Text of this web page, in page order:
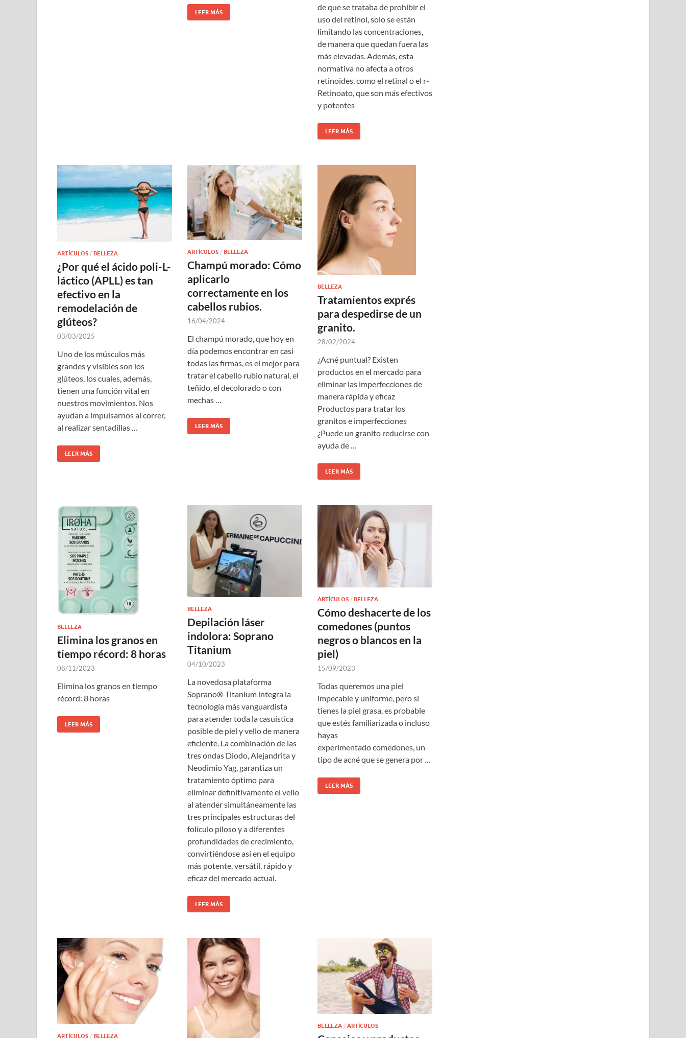
LEER MÁS
de que se trataba de prohibir el
uso del retinol, solo se están
limitando las concentraciones,
de manera que quedan fuera las
más elevadas. Además, esta
normativa no afecta a otros
retinoides, como el retinal o el r-
Retinoato, que son más efectivos
y potentes
LEER MÁS
ARTÍCULOS / BELLEZA
¿Por qué el ácido poli-L-
láctico (APLL) es tan
efectivo en la
remodelación de
glúteos?
03/03/2025
Uno de los músculos más
grandes y visibles son los
glúteos, los cuales, además,
tienen una función vital en
nuestros movimientos. Nos
ayudan a impulsarnos al correr,
al realizar sentadillas …
LEER MÁS
ARTÍCULOS / BELLEZA
Champú morado: Cómo
aplicarlo
correctamente en los
cabellos rubios.
16/04/2024
El champú morado, que hoy en
día podemos encontrar en casi
todas las firmas, es el mejor para
tratar el cabello rubio natural, el
teñido, el decolorado o con
mechas …
LEER MÁS
BELLEZA
Tratamientos exprés
para despedirse de un
granito.
28/02/2024
¿Acné puntual? Existen
productos en el mercado para
eliminar las imperfecciones de
manera rápida y eficaz
Productos para tratar los
granitos e imperfecciones
¿Puede un granito reducirse con
ayuda de …
LEER MÁS
BELLEZA
Elimina los granos en
tiempo récord: 8 horas
08/11/2023
Elimina los granos en tiempo
récord: 8 horas
LEER MÁS
BELLEZA
Depilación láser
indolora: Soprano
Titanium
04/10/2023
La novedosa plataforma
Soprano® Titanium integra la
tecnología más vanguardista
para atender toda la casuística
posible de piel y vello de manera
eficiente. La combinación de las
tres ondas Diodo, Alejandrita y
Neodimio Yag, garantiza un
tratamiento óptimo para
eliminar definitivamente el vello
al atender simultáneamente las
tres principales estructuras del
folículo piloso y a diferentes
profundidades de crecimiento,
convirtiéndose así en el equipo
más potente, versátil, rápido y
eficaz del mercado actual.
LEER MÁS
ARTÍCULOS / BELLEZA
Cómo deshacerte de los
comedones (puntos
negros o blancos en la
piel)
15/09/2023
Todas queremos una piel
impecable y uniforme, pero si
tienes la piel grasa, es probable
que estés familiarizada o incluso
hayas
experimentado comedones, un
tipo de acné que se genera por …
LEER MÁS
ARTÍCULOS / BELLEZA
BELLEZA / ARTÍCULOS